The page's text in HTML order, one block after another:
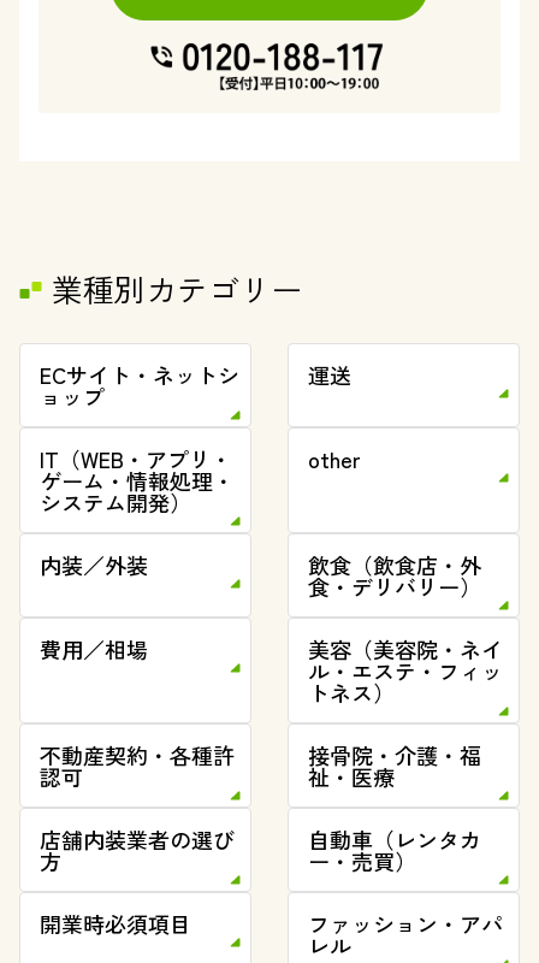
業種別カテゴリー
ECサイト・ネットシ
ョップ
運送
IT（WEB・アプリ・
ゲーム・情報処理・
システム開発）
other
内装／外装 飲食（飲食店・外
食・デリバリー）
費用／相場
美容（美容院・ネイ
ル・エステ・フィッ
トネス）
不動産契約・各種許
認可
接骨院・介護・福
祉・医療
店舗内装業者の選び
方
自動車（レンタカ
ー・売買）
開業時必須項目
ファッション・アパ
レル